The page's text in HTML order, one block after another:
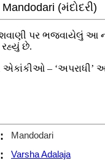
(મંદોદરી)
પર ભજવાયેલું આ
રહ્યું છે.
– ‘અપરાધી’
:
Mandodari
:
Varsha Adalaja